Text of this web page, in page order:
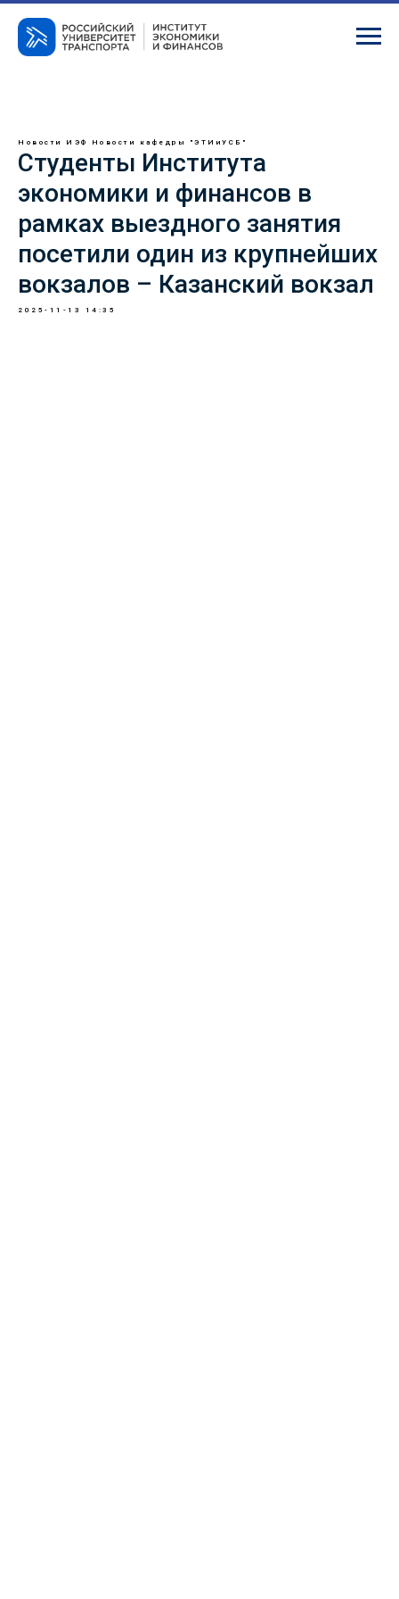
Новости ИЭФ Новости кафедры "ЭТИиУСБ"
Студенты Института
экономики и финансов в
рамках выездного занятия
посетили один из крупнейших
вокзалов – Казанский вокзал
2025-11-13 14:35